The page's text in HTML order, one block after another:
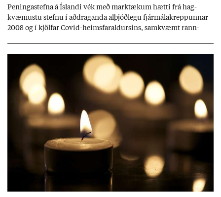
Pen­inga­stefna á Ís­landi vék með mark­tæk­um hætti frá hag­
kvæm­ustu stefnu í að­drag­anda al­þjóð­legu fjár­málakrepp­unn­ar
2008 og í kjöl­far Covid-heims­far­ald­urs­ins, sam­kvæmt rann­